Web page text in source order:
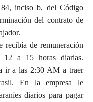
inciso b, del Código
del contrato de
recibía de remuneración
12 a 15 horas diarias.
ir a las 2:30 AM a traer
En la empresa le
diarios para pagar